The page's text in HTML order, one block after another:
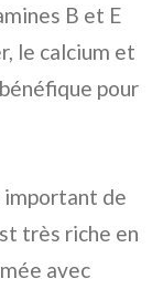
B et E
le calcium et
pour
important de
très riche en
avec